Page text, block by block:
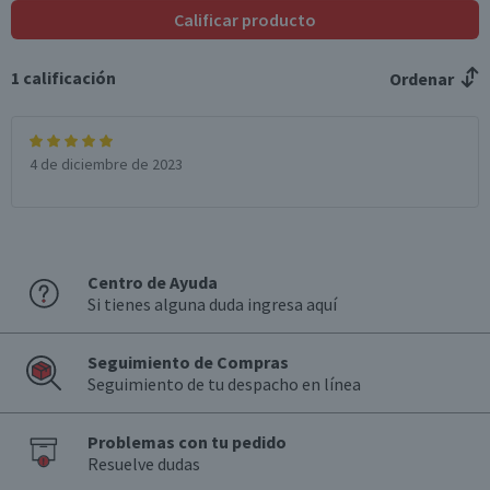
Calificar producto
1 calificación Ordenar
4 de diciembre de 2023
Centro de Ayuda
Si tienes alguna duda ingresa aquí
Seguimiento de Compras
Seguimiento de tu despacho en línea
Problemas con tu pedido
Resuelve dudas